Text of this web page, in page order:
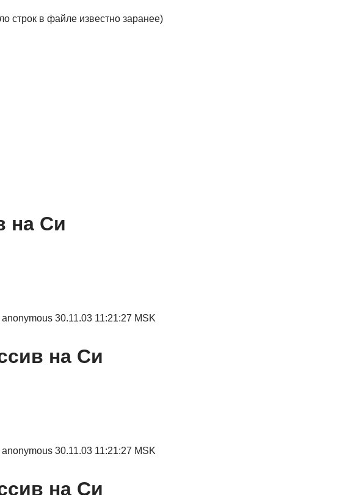
строк в файле известно заранее)
на Си
30.11.03 11:21:27 MSK
на Си
30.11.03 11:21:27 MSK
на Си